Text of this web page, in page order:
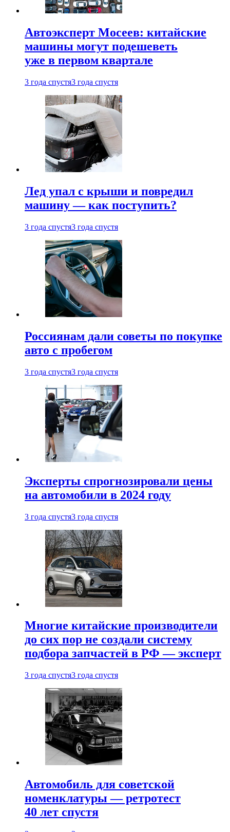
Автоэксперт Мосеев: китайские
машины могут подешеветь
уже в первом квартале
3 года спустя3 года спустя
Лед упал с крыши и повредил
машину — как поступить?
3 года спустя3 года спустя
Россиянам дали советы по покупке
авто с пробегом
3 года спустя3 года спустя
Эксперты спрогнозировали цены
на автомобили в 2024 году
3 года спустя3 года спустя
Многие китайские производители
до сих пор не создали систему
подбора запчастей в РФ — эксперт
3 года спустя3 года спустя
Автомобиль для советской
номенклатуры — ретротест
40 лет спустя